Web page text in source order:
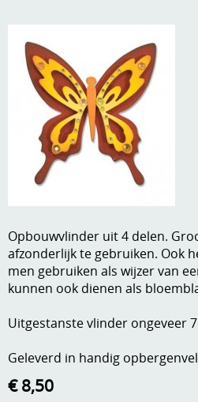
Aanbiedingen
Andere
Boeken en magazines
Dies om te stansen
DVD-CD
Handige extra's
Hechtingsmaterialen
Hout , MDF,
Kleurmateriaal-
Kneedmateriaal
Knipvellen
Verzend - en verpakkingsk
Mijn account
Anders creatief
Opbouwvlinder uit 4 delen.
afzonderlijk te gebruiken. Ook
men gebruiken als wijzer van
kunnen ook dienen als
Uitgestanste vlinder ongeveer
Geleverd in handig
€ 8,50